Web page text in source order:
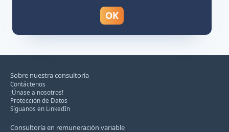
Sobre nuestra consultoría
Contáctenos
¡Únase a nosotros!
Protección de Datos
Síguanos en LinkedIn
Consultoría en remuneración variable